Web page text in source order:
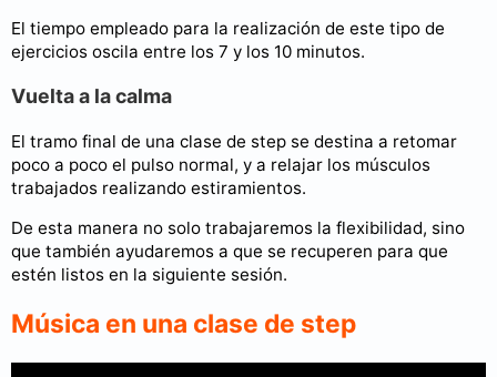
El tiempo empleado para la realización de este tipo de
ejercicios oscila entre los 7 y los 10 minutos.
Vuelta a la calma
El tramo final de una clase de step se destina a retomar
poco a poco el pulso normal, y a relajar los músculos
trabajados realizando estiramientos.
De esta manera no solo trabajaremos la flexibilidad, sino
que también ayudaremos a que se recuperen para que
estén listos en la siguiente sesión.
Música en una clase de step